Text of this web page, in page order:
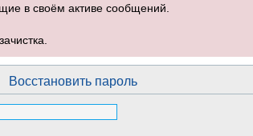
в своём активе сообщений.
Восстановить пароль